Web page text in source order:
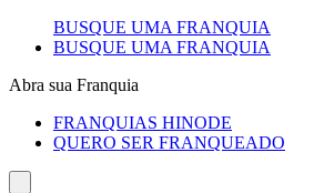
BUSQUE UMA FRANQUIA
BUSQUE UMA FRANQUIA
Abra sua Franquia
FRANQUIAS HINODE
QUERO SER FRANQUEADO